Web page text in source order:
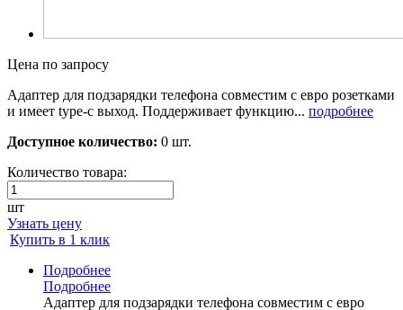
Цена по запросу
Адаптер для подзарядки телефона совместим с евро розетками
и имеет type-c выход. Поддерживает функцию... подробнее
Доступное количество: 0 шт.
Количество товара:
шт
Узнать цену
Купить в 1 клик
Подробнее
Подробнее
Адаптер для подзарядки телефона совместим с евро